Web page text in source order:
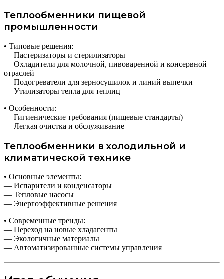
Теплообменники пищевой
промышленности
• Типовые решения:
— Пастеризаторы и стерилизаторы
— Охладители для молочной, пивоваренной и консервной
отраслей
— Подогреватели для зерносушилок и линий выпечки
— Утилизаторы тепла для теплиц
• Особенности:
— Гигиенические требования (пищевые стандарты)
— Легкая очистка и обслуживание
Теплообменники в холодильной и
климатической технике
• Основные элементы:
— Испарители и конденсаторы
— Тепловые насосы
— Энергоэффективные решения
• Современные тренды:
— Переход на новые хладагенты
— Экологичные материалы
— Автоматизированные системы управления